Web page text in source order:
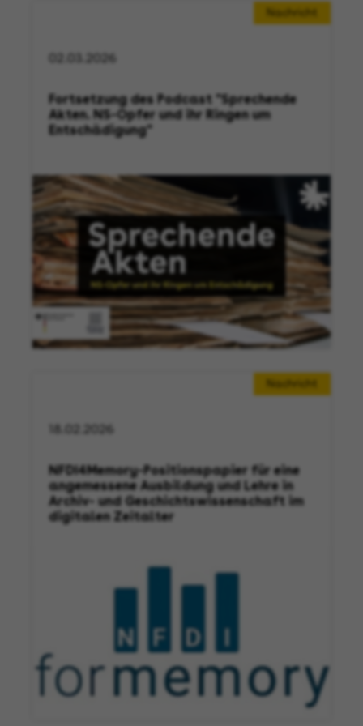
Nachricht
02.03.2026
Fortsetzung des Podcast "Sprechende
Akten. NS-Opfer und ihr Ringen um
Entschädigung"
Nachricht
18.02.2026
NFDI4Memory-Positionspapier für eine
angemessene Ausbildung und Lehre in
Archiv- und Geschichtswissenschaft im
digitalen Zeitalter